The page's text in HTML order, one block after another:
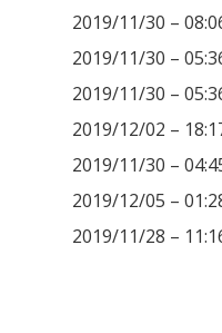
2019/11/30 –
2019/11/30 –
2019/11/30 –
2019/12/02 –
2019/11/30 –
2019/12/05 –
2019/11/28 –